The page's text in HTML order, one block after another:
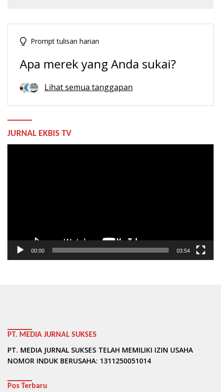
Prompt tulisan harian
Apa merek yang Anda sukai?
Lihat semua tanggapan
JURNAL EKBIS TV
00:00 03:54
PT. MEDIA JURNAL SUKSES
PT. MEDIA JURNAL SUKSES TELAH MEMILIKI IZIN USAHA
NOMOR INDUK BERUSAHA: 1311250051014
Pos Terbaru